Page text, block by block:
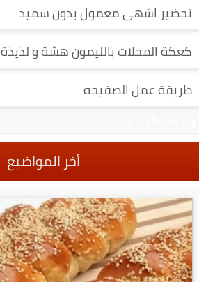
تحضير اشهى معمول بدون سميد
كعكة المحلات بالليمون هشة و لذيذة
طريقة عمل الصفيحه
أخر المواضيع